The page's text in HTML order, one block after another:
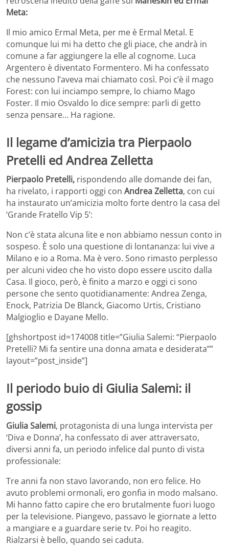
Meta:
Il mio amico Ermal Meta, per me è Ermal Metal. E
comunque lui mi ha detto che gli piace, che andrà in
comune a far aggiungere la elle al cognome. Luca
Argentero è diventato Formentero. Mi ha confessato
che nessuno l’aveva mai chiamato così. Poi c’è il mago
Forest: con lui inciampo sempre, lo chiamo Mago
Foster. Il mio Osvaldo lo dice sempre: parli di getto
senza pensare… Ha ragione.
Il legame d’amicizia tra Pierpaolo
Pretelli ed Andrea Zelletta
Pierpaolo Pretelli, rispondendo alle domande dei fan,
ha rivelato, i rapporti oggi con Andrea Zelletta, con cui
ha instaurato un’amicizia molto forte dentro la casa del
‘Grande Fratello Vip 5’:
Non c’è stata alcuna lite e non abbiamo nessun conto in
sospeso. È solo una questione di lontananza: lui vive a
Milano e io a Roma. Ma è vero. Sono rimasto perplesso
per alcuni video che ho visto dopo essere uscito dalla
Casa. Il gioco, però, è finito a marzo e oggi ci sono
persone che sento quotidianamente: Andrea Zenga,
Enock, Patrizia De Blanck, Giacomo Urtis, Cristiano
Malgioglio e Dayane Mello.
[ghshortpost id=174008 title=”Giulia Salemi: “Pierpaolo
Pretelli? Mi fa sentire una donna amata e desiderata””
layout=”post_inside”]
Il periodo buio di Giulia Salemi: il
gossip
Giulia Salemi, protagonista di una lunga intervista per
‘Diva e Donna’, ha confessato di aver attraversato,
diversi anni fa, un periodo infelice dal punto di vista
professionale:
Tre anni fa non stavo lavorando, non ero felice. Ho
avuto problemi ormonali, ero gonfia in modo malsano.
Mi hanno fatto capire che ero brutalmente fuori luogo
per la televisione. Piangevo, passavo le giornate a letto
a mangiare e a guardare serie tv. Poi ho reagito.
Rialzarsi è bello, quando sei caduta.